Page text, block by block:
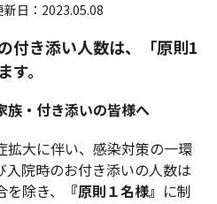
新日：2023.05.08
付き添い人数は、「原則1
。
族・付き添いの皆様へ
拡大に伴い、感染対策の一環
入院時のお付き添いの人数は
除き、
『原則１名様』 に制